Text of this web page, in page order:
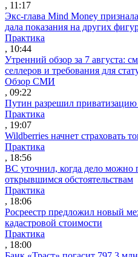
, 11:17
Экс-глава Mind Money
дала показания на других
Практика
, 10:44
Утренний обзор за 7 августа:
селлеров и требования для
Обзор СМИ
, 09:22
Путин разрешил
Практика
, 19:07
Wildberries начнет страховать
Практика
, 18:56
ВС уточнил, когда дело можно
открывшимся обстоятельствам
Практика
, 18:06
Росреестр предложил новый
кадастровой стоимости
Практика
, 18:00